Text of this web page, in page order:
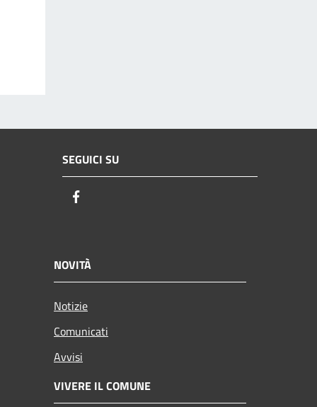
SEGUICI SU
NOVITÀ
Notizie
Comunicati
Avvisi
VIVERE IL COMUNE